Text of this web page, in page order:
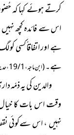
کرتے ہوئے کہا کہ
اس سے فائدہ کچھ نہیں
ہے اور اتفاقاً کسی
ہے۔(ابن ماجہ ، 1 / 19 ، حدیث : 17ماخوذاً)
والدین کی یہ ذمّہ
وقت اس بات کا
نہیں ، اس سےکوئی